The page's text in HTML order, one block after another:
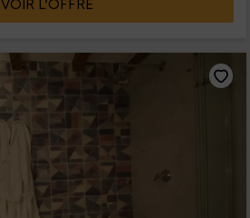
VOIR L’OFFRE